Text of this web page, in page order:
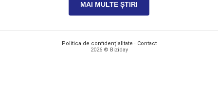
MAI MULTE ȘTIRI
Politica de confidențialitate · Contact
2026 © Biziday